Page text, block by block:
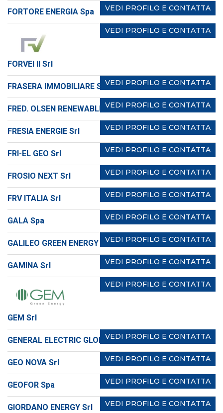
VEDI PROFILO E CONTATTA
FORTORE ENERGIA Spa
VEDI PROFILO E CONTATTA
FORVEI II Srl
VEDI PROFILO E CONTATTA
FRASERA IMMOBILIARE Srl
VEDI PROFILO E CONTATTA
FRED. OLSEN RENEWABLES ITALY Srl
VEDI PROFILO E CONTATTA
FRESIA ENERGIE Srl
VEDI PROFILO E CONTATTA
FRI-EL GEO Srl
VEDI PROFILO E CONTATTA
FROSIO NEXT Srl
VEDI PROFILO E CONTATTA
FRV ITALIA Srl
VEDI PROFILO E CONTATTA
GALA Spa
VEDI PROFILO E CONTATTA
GALILEO GREEN ENERGY MANAGEMENT SERVICES Srl
VEDI PROFILO E CONTATTA
GAMINA Srl
VEDI PROFILO E CONTATTA
GEM Srl
VEDI PROFILO E CONTATTA
GENERAL ELECTRIC GLOBAL SERVICES GmbH
VEDI PROFILO E CONTATTA
GEO NOVA Srl
VEDI PROFILO E CONTATTA
GEOFOR Spa
VEDI PROFILO E CONTATTA
GIORDANO ENERGY Srl